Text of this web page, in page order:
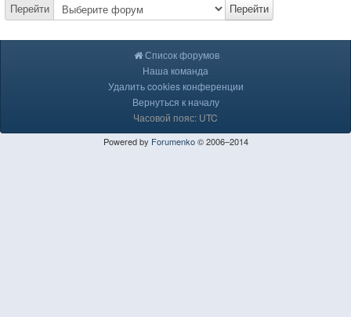
Перейти Перейти
Список форумов
Наша команда
Удалить cookies конференции
Вернуться к началу
Часовой пояс: UTC
Powered by Forumenko© 2006–2014